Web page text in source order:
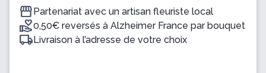
Partenariat avec un artisan fleuriste local
0,50€ reversés à Alzheimer France par bouquet
Livraison à l’adresse de votre choix